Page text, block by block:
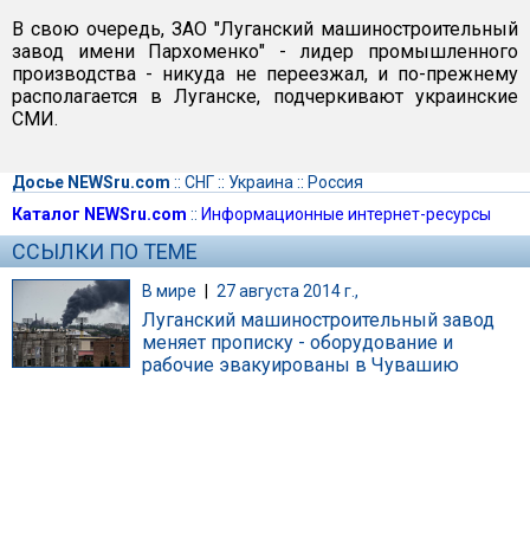
В свою очередь, ЗАО "Луганский машиностроительный
завод имени Пархоменко" - лидер промышленного
производства - никуда не переезжал, и по-прежнему
располагается в Луганске, подчеркивают украинские
СМИ.
Досье NEWSru.com :: СНГ:: Украина :: Россия
Каталог NEWSru.com :: Информационные интернет-ресурсы
ССЫЛКИ ПО ТЕМЕ
В мире | 27 августа 2014 г.,
Луганский машиностроительный завод
меняет прописку - оборудование и
рабочие эвакуированы в Чувашию